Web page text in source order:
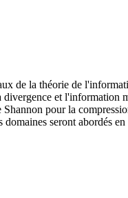
de la théorie de
et l'information
pour la
seront abordés